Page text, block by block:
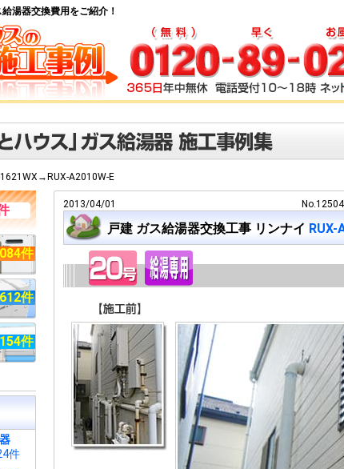
湯器交換費用をご紹介！
A2010W-E
件
件
154件
件
2013/04/01 No.12504
戸建 ガス給湯器交換工事 リンナイ RUX-